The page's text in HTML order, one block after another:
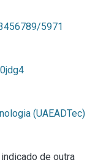
5971
(UAEADTec)
de outra